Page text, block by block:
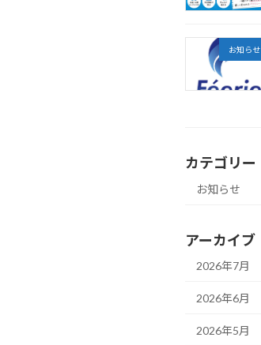
お知らせ
カテゴリー
お知らせ
アーカイブ
2026年7月
2026年6月
2026年5月